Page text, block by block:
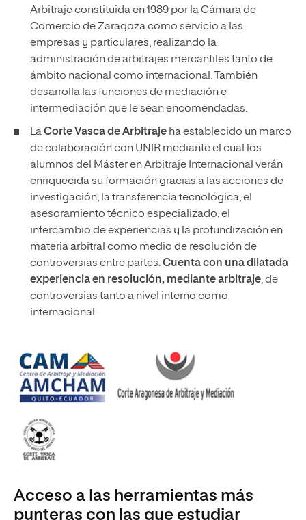
Arbitraje constituida en 1989 por la Cámara de
Comercio de Zaragoza como servicio a las
empresas y particulares, realizando la
administración de arbitrajes mercantiles tanto de
ámbito nacional como internacional. También
desarrolla las funciones de mediación e
intermediación que le sean encomendadas.
LaCorte Vasca de Arbitraje ha establecido un marco
de colaboración con UNIR mediante el cual los
alumnos del Máster en Arbitraje Internacional verán
enriquecida su formación gracias a las acciones de
investigación, la transferencia tecnológica, el
asesoramiento técnico especializado, el
intercambio de experiencias y la profundización en
materia arbitral como medio de resolución de
controversias entre partes.Cuenta con una dilatada
experiencia en resolución, mediante arbitraje, de
controversias tanto a nivel interno como
internacional.
Acceso a las herramientas más
punteras con las que estudiar